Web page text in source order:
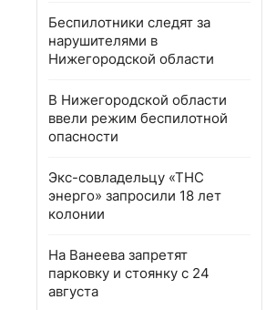
Беспилотники следят за
нарушителями в
Нижегородской области
В Нижегородской области
ввели режим беспилотной
опасности
Экс-совладельцу «ТНС
энерго» запросили 18 лет
колонии
На Ванеева запретят
парковку и стоянку с 24
августа